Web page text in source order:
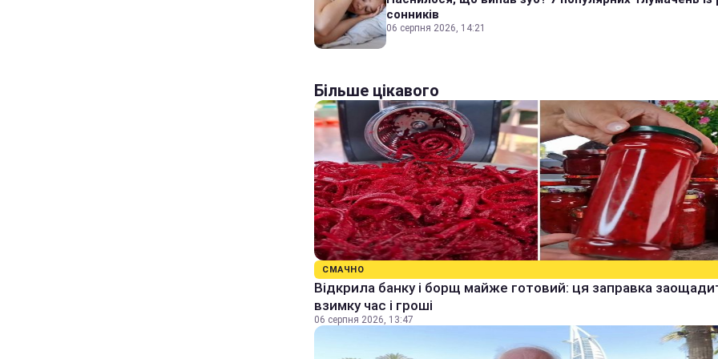
сонників
06 серпня 2026, 14:21
Більше цікавого
СМАЧНО
Відкрила банку і борщ майже готовий: ця заправка
взимку час і гроші
06 серпня 2026, 13:47